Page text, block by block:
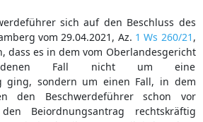
sich auf den Beschluss des
vom 29.04.2021, Az. 1 Ws 260/21 ,
dass es in dem vom Oberlandesgericht
Fall nicht um eine
ging, sondern um einen Fall, in dem
den Beschwerdeführer schon vor
Beiordnungsantrag rechtskräftig